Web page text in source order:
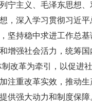
宁主义、毛泽东思想
，深入学习贯彻习近
坚持稳中求进工作总
增强社会活力，统筹
改革为牵引，以促进
注重改革实效，推动
供强大动力和制度保障